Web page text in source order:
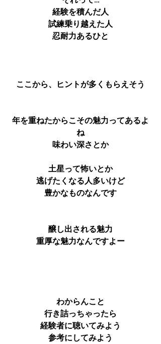
経験を積んだ人
試練乗り越えた人
忍耐力あるひと
ここから、ヒントが多くもらえそう
年を重ねたからこその魅力ってあるよ
ね
味わい深さとか
土星って怖いとか
逃げたくなる人多いけど
豊かなものなんです
醸し出される魅力
重厚な魅力なんですよー
わからんこと
行き詰っちゃったら
経験者に聴いてみよう
参考にしてみよう